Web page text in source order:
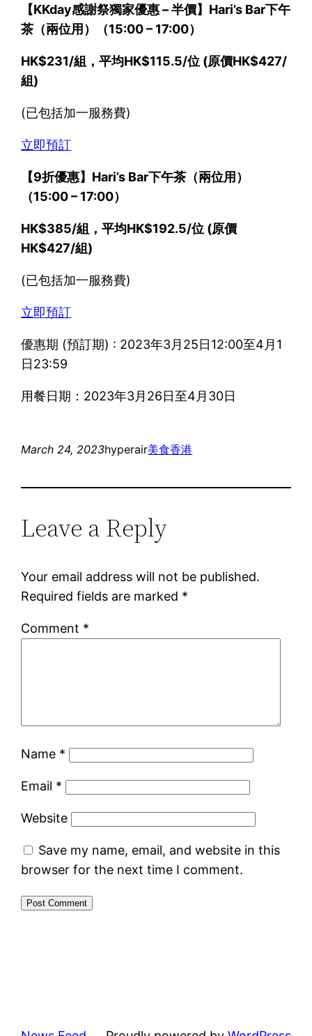
【KKday感謝祭獨家優惠 – 半價】Hari’s Bar下午
茶（兩位用）（15:00 – 17:00）
HK$231/組，平均HK$115.5/位 (原價HK$427/
組)
(已包括加一服務費)
立即預訂
【9折優惠】Hari’s Bar下午茶（兩位用）
（15:00 – 17:00）
HK$385/組，平均HK$192.5/位 (原價
HK$427/組)
(已包括加一服務費)
立即預訂
優惠期 (預訂期) : 2023年3月25日12:00至4月1
日23:59
用餐日期：2023年3月26日至4月30日
March 24, 2023hyperair美食香港
Leave a Reply
Your email address will not be published.
Required fields are marked *
Comment *
Name *
Email *
Website
Save my name, email, and website in this
browser for the next time I comment.